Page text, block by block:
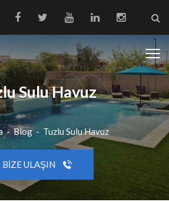
Sulu Havuz
- Blog - Tuzlu Sulu Havuz
BIZE ULAŞIN